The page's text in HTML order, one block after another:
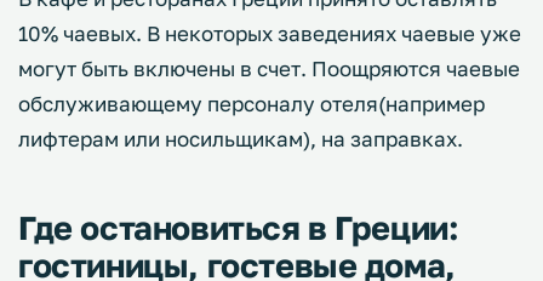
10% чаевых. В некоторых заведениях чаевые уже
могут быть включены в счет. Поощряются чаевые
обслуживающему персоналу отеля(например
лифтерам или носильщикам), на заправках.
Где остановиться в Греции:
гостиницы, гостевые дома,